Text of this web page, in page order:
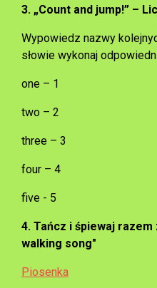
3. „Count and jump!” –
Wypowiedz nazwy
słowie wykonaj
one – 1
two – 2
three – 3
four – 4
five - 5
4. Tańcz i śpiewaj razem
walking song"
Piosenka